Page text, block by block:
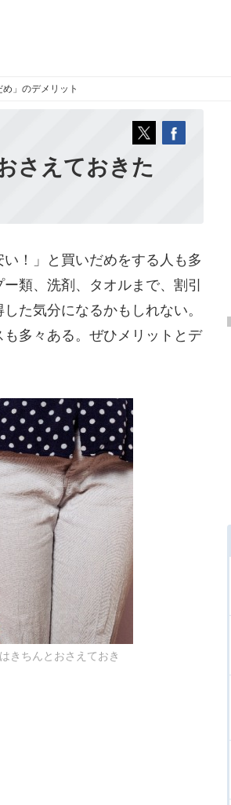
」のデメリット
さえておきた
！」と買いだめをする人も多
類、洗剤、タオルまで、割引
た気分になるかもしれない。
多々ある。ぜひメリットとデ
きちんとおさえておき